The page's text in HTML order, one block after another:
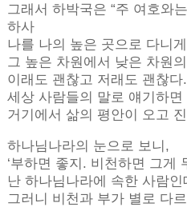
그래서 하박국은 “주 여호와
하사
나를 나의 높은 곳으로 다니
그 높은 차원에서 낮은 차원
이래도 괜찮고 저래도 괜찮다.
세상 사람들의 말로 얘기하
거기에서 삶의 평안이 오고
하나님나라의 눈으로 보니,
‘부하면 좋지. 비천하면 그게
난 하나님나라에 속한 사람
그러니 비천과 부가 별로 다